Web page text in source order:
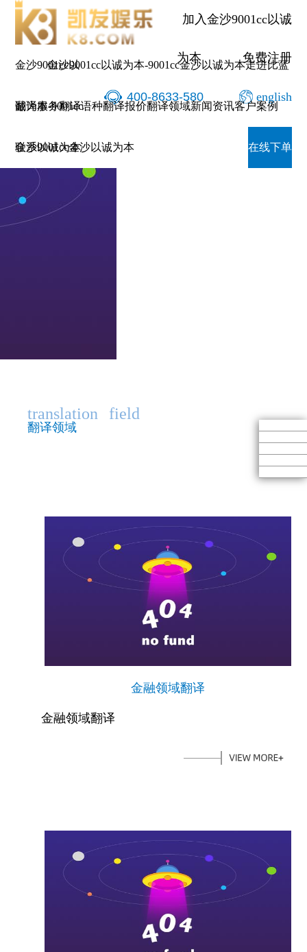
翻译领域|翻译公司-金沙
加入金沙9001cc以诚
为本 免费注册
400-8633-580 english
金沙9001cc以
诚为本-9001cc
金沙以诚为本
金沙9001cc以诚为本-9001cc金沙以诚为本走进比蓝
翻译服务翻译语种翻译报价翻译领域新闻资讯客户案例
联系9001cc金沙以诚为本 在线下单
translation field
翻译领域
金融领域翻译
金融领域翻译